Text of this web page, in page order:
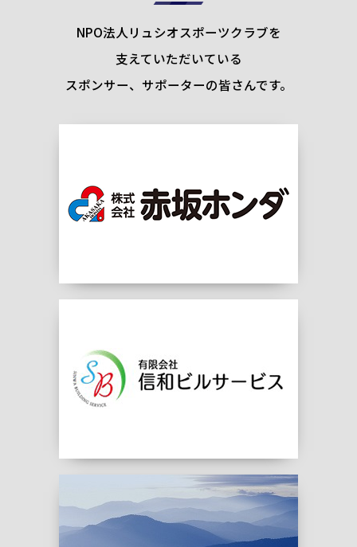
NPO法人リュシオスポーツクラブを
支えていただいている
スポンサー、サポーターの皆さんです。